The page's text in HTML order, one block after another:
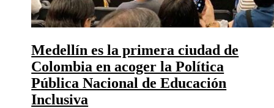
Medellín es la primera ciudad de
Colombia en acoger la Política
Pública Nacional de Educación
Inclusiva